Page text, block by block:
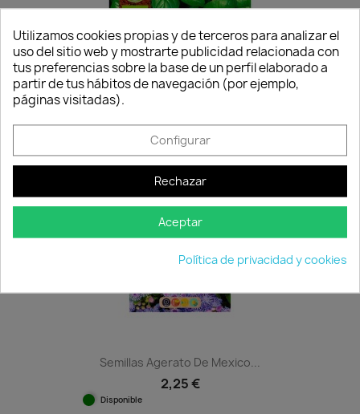
Semillas Ecológicas...
2,25 €
Disponible
Semillas Agerato De Mexico...
2,25 €
Disponible
favorite_border
Utilizamos cookies propias y de terceros para analizar el
uso del sitio web y mostrarte publicidad relacionada con
tus preferencias sobre la base de un perfil elaborado a
partir de tus hábitos de navegación (por ejemplo,
páginas visitadas).
Configurar
Rechazar
Aceptar
Política de privacidad y cookies